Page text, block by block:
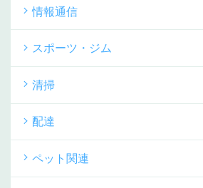
情報通信
スポーツ・ジム
清掃
配達
ペット関連